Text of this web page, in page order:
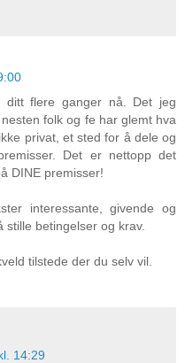
ditt flere ganger nå. Det jeg
folk og fe har glemt hva
privat, et sted for å dele og
Det er nettopp det
DINE premisser!
interessante, givende og
betingelser og krav.
tilstede der du selv vil.
14:29